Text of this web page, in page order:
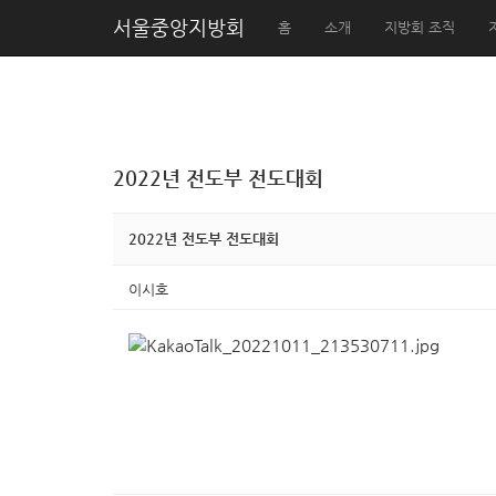
서울중앙지방회 홈 소개 지방회 조직
2022년 전도부 전도대회
2022년 전도부 전도대회
이시호